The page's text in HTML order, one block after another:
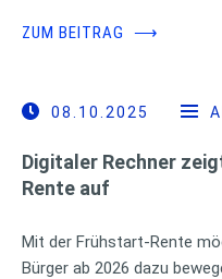
ZUM BEITRAG ⟶
08.10.2025
Digitaler Rechner
Rente auf
Mit der Frühstart-Rente
Bürger ab 2026 dazu